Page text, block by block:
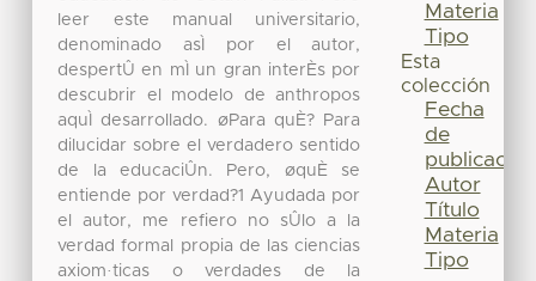
leer este manual universitario,
denominado asÌ por el autor,
despertÛ en mÌ un gran interÈs por
descubrir el modelo de anthropos
aquÌ desarrollado. øPara quÈ? Para
dilucidar sobre el verdadero sentido
de la educaciÛn. Pero, øquÈ se
entiende por verdad?1 Ayudada por
el autor, me refiero no sÛlo a la
verdad formal propia de las ciencias
axiom·ticas o verdades de la
Materia
Tipo
Esta
colección
Fecha
de
publicación
Autor
Título
Materia
Tipo